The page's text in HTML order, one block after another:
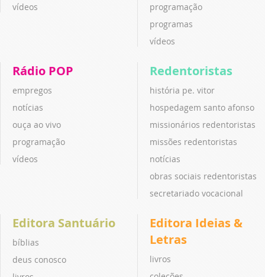
vídeos
programação
programas
vídeos
Rádio POP
empregos
notícias
ouça ao vivo
programação
vídeos
Redentoristas
história pe. vitor
hospedagem santo afonso
missionários redentoristas
missões redentoristas
notícias
obras sociais redentoristas
secretariado vocacional
Editora Santuário
bíblias
deus conosco
Editora Ideias &
Letras
livros